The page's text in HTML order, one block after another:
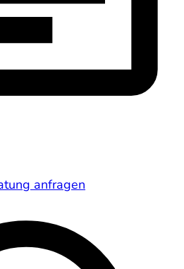
anfragen